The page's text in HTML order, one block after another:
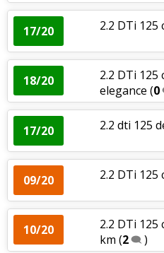
17/20 2.2 DTi 125
18/20
2.2 DTi 125
elegance (0
17/20 2.2 dti 125
09/20 2.2 DTi 125
10/20
2.2 DTi 125
km (2 )